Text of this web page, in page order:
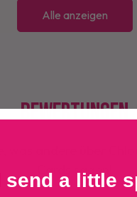
Alle anzeigen
Bewertungen
Cards sagen!
send a little